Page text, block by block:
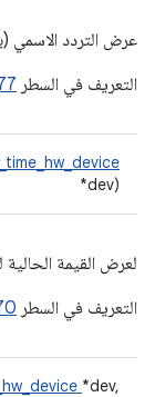
عرض التردد الاسمي
التعريف في السطر
*dev)
لعرض القيمة
التعريف في السطر
*dev,